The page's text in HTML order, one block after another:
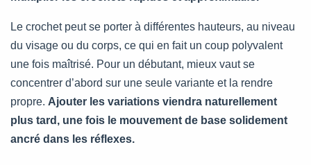
Le crochet peut se porter à différentes hauteurs, au niveau
du visage ou du corps, ce qui en fait un coup polyvalent
une fois maîtrisé. Pour un débutant, mieux vaut se
concentrer d’abord sur une seule variante et la rendre
propre. Ajouter les variations viendra naturellement
plus tard, une fois le mouvement de base solidement
ancré dans les réflexes.